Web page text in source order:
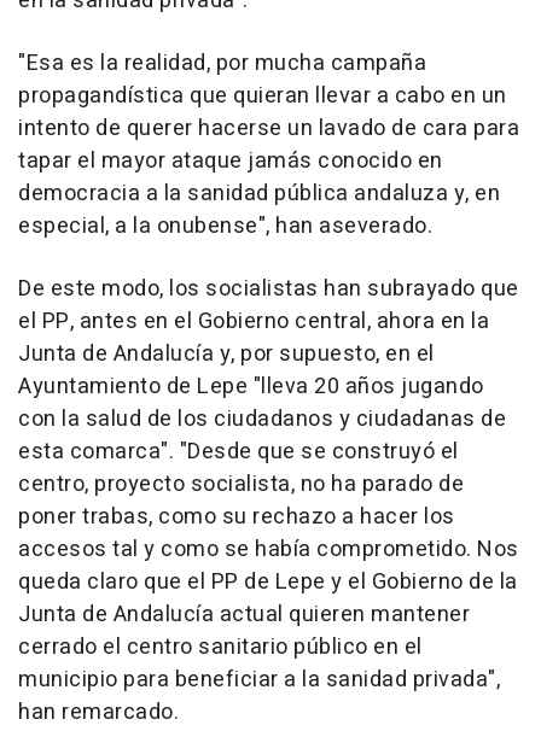
"Esa es la realidad, por mucha campaña
propagandística que quieran llevar a cabo en un
intento de querer hacerse un lavado de cara para
tapar el mayor ataque jamás conocido en
democracia a la sanidad pública andaluza y, en
especial, a la onubense", han aseverado.
De este modo, los socialistas han subrayado que
el PP, antes en el Gobierno central, ahora en la
Junta de Andalucía y, por supuesto, en el
Ayuntamiento de Lepe "lleva 20 años jugando
con la salud de los ciudadanos y ciudadanas de
esta comarca". "Desde que se construyó el
centro, proyecto socialista, no ha parado de
poner trabas, como su rechazo a hacer los
accesos tal y como se había comprometido. Nos
queda claro que el PP de Lepe y el Gobierno de la
Junta de Andalucía actual quieren mantener
cerrado el centro sanitario público en el
municipio para beneficiar a la sanidad privada",
han remarcado.